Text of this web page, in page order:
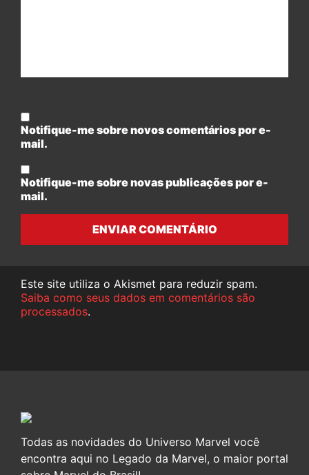
Notifique-me sobre novos comentários por e-
mail.
Notifique-me sobre novas publicações por e-
mail.
ENVIAR COMENTÁRIO
Este site utiliza o Akismet para reduzir spam.
Saiba como seus dados em comentários são
processados.
Todas as novidades do Universo Marvel você
encontra aqui no Legado da Marvel, o maior portal